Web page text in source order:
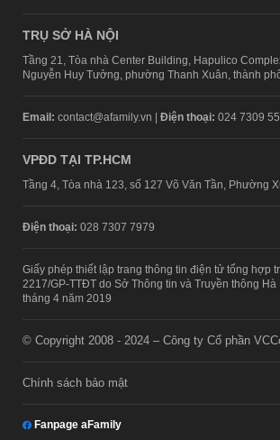
TRỤ SỞ HÀ NỘI
Tầng 21, Tòa nhà Center Building, Hapulico
Nguyễn Huy Tưởng, phường Thanh Xuân, thành
Email: contact@afamily.vn | Điện thoại: 024 7309
VPĐD TẠI TP.HCM
Tầng 4, Tòa nhà 123, số 127 Võ Văn Tần, Phường
Điện thoại: 028 7307 7979
Giấy phép thiết lập trang thông tin điện tử tổng hợp
2217/GP-TTĐT do Sở Thông tin và Truyền thông
tháng 4 năm 2019
© Copyright 2008 - 2024 – Công ty Cổ phần
Chính sách bảo mật
Fanpage aFamily